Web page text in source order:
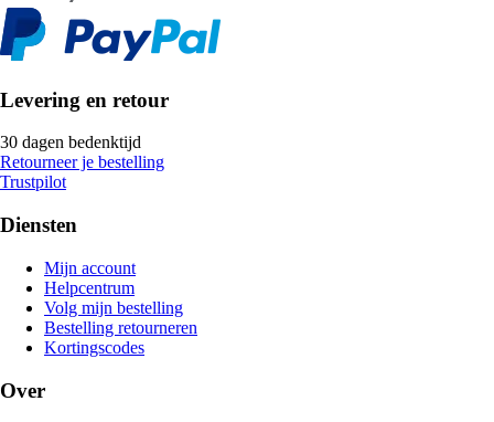
Levering en retour
30 dagen bedenktijd
Retourneer je bestelling
Trustpilot
Diensten
Mijn account
Helpcentrum
Volg mijn bestelling
Bestelling retourneren
Kortingscodes
Over